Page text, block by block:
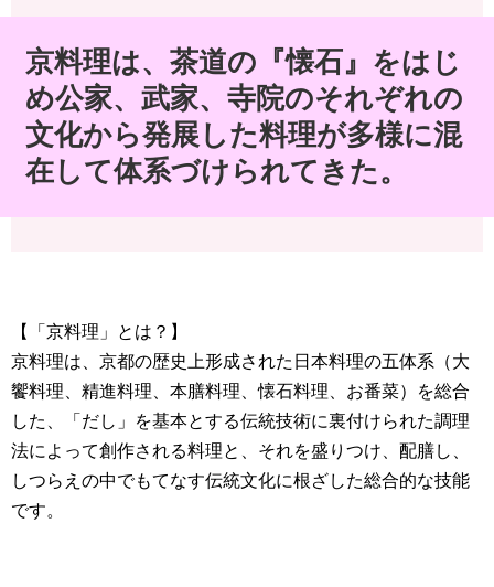
京料理は、茶道の『懐石』をはじ
め公家、武家、寺院のそれぞれの
文化から発展した料理が多様に混
在して体系づけられてきた。
【「京料理」とは？】
京料理は、京都の歴史上形成された日本料理の五体系（大
饗料理、精進料理、本膳料理、懐石料理、お番菜）を総合
した、「だし」を基本とする伝統技術に裏付けられた調理
法によって創作される料理と、それを盛りつけ、配膳し、
しつらえの中でもてなす伝統文化に根ざした総合的な技能
です。